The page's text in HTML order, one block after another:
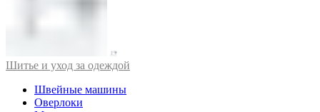
Шитье и уход за одеждой
Швейные машины
Оверлоки